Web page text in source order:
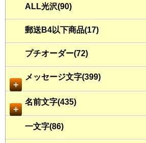
ALL光沢(90)
郵送B4以下商品(17)
プチオーダー(72)
＋
メッセージ文字(399)
＋
名前文字(435)
一文字(86)